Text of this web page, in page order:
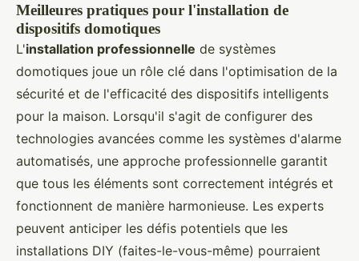
Meilleures pratiques pour l'installation de
dispositifs domotiques
L'installation professionnelle de systèmes
domotiques joue un rôle clé dans l'optimisation de la
sécurité et de l'efficacité des dispositifs intelligents
pour la maison. Lorsqu'il s'agit de configurer des
technologies avancées comme les systèmes d'alarme
automatisés, une approche professionnelle garantit
que tous les éléments sont correctement intégrés et
fonctionnent de manière harmonieuse. Les experts
peuvent anticiper les défis potentiels que les
installations DIY (faites-le-vous-même) pourraient